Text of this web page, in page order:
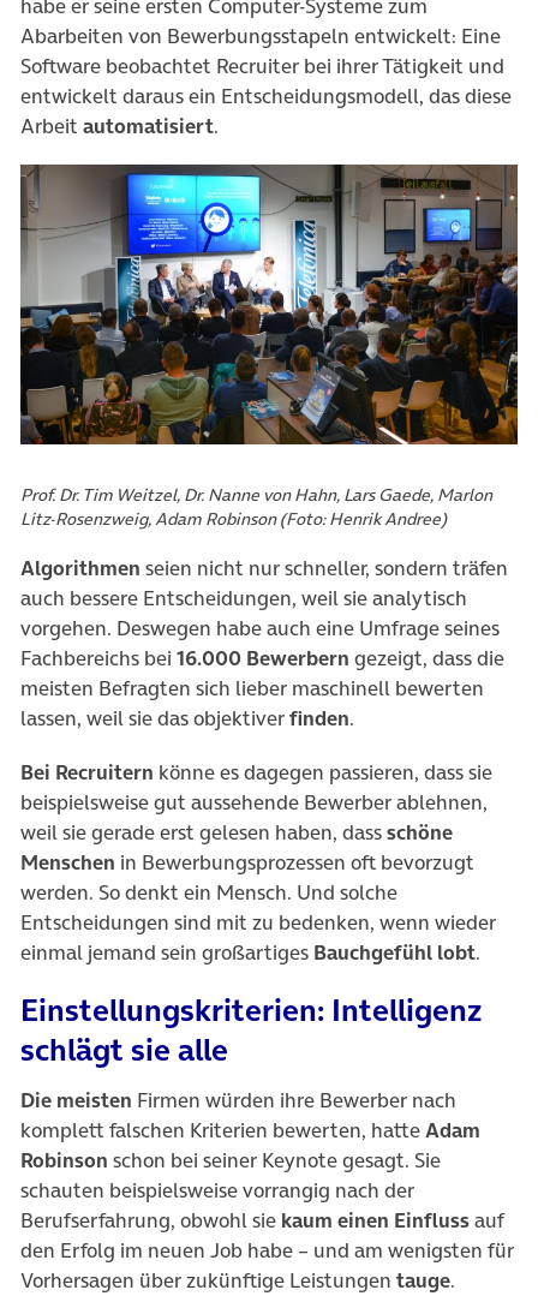
habe er seine ersten Computer-Systeme zum
Abarbeiten von Bewerbungsstapeln entwickelt: Eine
Software beobachtet Recruiter bei ihrer Tätigkeit und
entwickelt daraus ein Entscheidungsmodell, das diese
Arbeit automatisiert.
Prof. Dr. Tim Weitzel, Dr. Nanne von Hahn, Lars Gaede, Marlon
Litz-Rosenzweig, Adam Robinson (Foto: Henrik Andree)
Algorithmen seien nicht nur schneller, sondern träfen
auch bessere Entscheidungen, weil sie analytisch
vorgehen. Deswegen habe auch eine Umfrage seines
Fachbereichs bei 16.000 Bewerbern gezeigt, dass die
meisten Befragten sich lieber maschinell bewerten
lassen, weil sie das objektiverfinden.
Bei Recruitern könne es dagegen passieren, dass sie
beispielsweise gut aussehende Bewerber ablehnen,
weil sie gerade erst gelesen haben, dassschöne
Menschen in Bewerbungsprozessen oft bevorzugt
werden. So denkt ein Mensch. Und solche
Entscheidungen sind mit zu bedenken, wenn wieder
einmal jemand sein großartiges Bauchgefühl lobt.
Einstellungskriterien: Intelligenz
schlägt sie alle
Die meisten Firmen würden ihre Bewerber nach
komplett falschen Kriterien bewerten, hatteAdam
Robinson schon bei seiner Keynote gesagt. Sie
schauten beispielsweise vorrangig nach der
Berufserfahrung, obwohl sie kaum einen Einflussauf
den Erfolg im neuen Job habe – und am wenigsten für
Vorhersagen über zukünftige Leistungen tauge.